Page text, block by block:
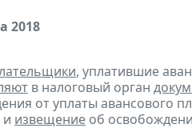
2018
, уплатившие
в налоговый орган
от уплаты авансового
и извещение об